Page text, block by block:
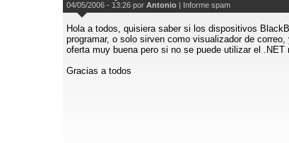
04/05/2006 - 13:26 por Antonio | Informe spam
Hola a todos, quisiera saber si los dispositivos
programar, o solo sirven como visualizador de
oferta muy buena pero si no se puede utilizar el .NET
Gracias a todos